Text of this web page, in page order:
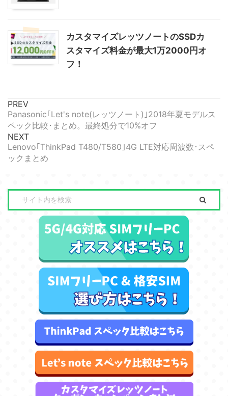
カスタマイズレッツノートのSSDカ
スタマイズ料金が最大1万2000円オ
フ！
PREV
Panasonic｢Let's note(レッツノート)｣2018年夏モデルス
ペック比較･まとめ。最終処分で10%オフ
NEXT
Lenovo｢ThinkPad T480/T580｣4G LTE対応周波数･スペ
ックまとめ